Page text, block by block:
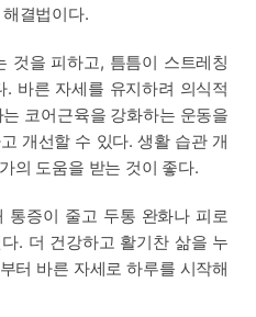
결법이다.
것을 피하고, 틈틈이 스트레칭
바른 자세를 유지하려 의식적
코어근육을 강화하는 운동을
개선할 수 있다. 생활 습관 개
의 도움을 받는 것이 좋다.
통증이 줄고 두통 완화나 피로
. 더 건강하고 활기찬 삶을 누
터 바른 자세로 하루를 시작해